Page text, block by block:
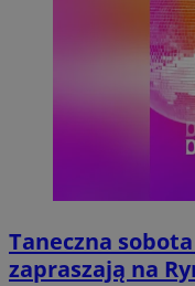
Taneczna
zapraszają na